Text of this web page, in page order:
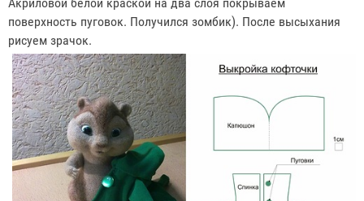
поверхность пуговок. Получился зомбик). После высыхания
рисуем зрачок.